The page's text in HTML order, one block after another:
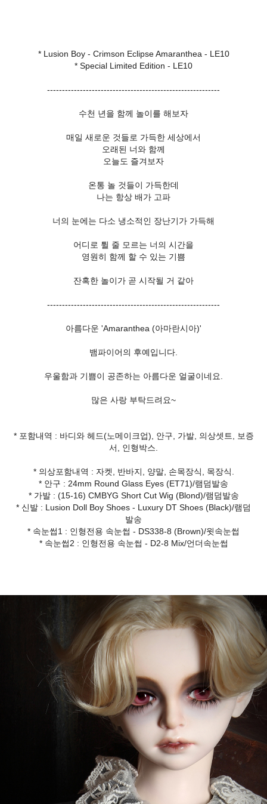
* Lusion Boy - Crimson Eclipse Amaranthea - LE10
* Special Limited Edition - LE10
----------------------------------------------------------
수천 년을 함께 놀이를 해보자
매일 새로운 것들로 가득한 세상에서
오래된 너와 함께
오늘도 즐겨보자
온통 놀 것들이 가득한데
나는 항상 배가 고파
너의 눈에는 다소 냉소적인 장난기가 가득해
어디로 튈 줄 모르는 너의 시간을
영원히 함께 할 수 있는 기쁨
잔혹한 놀이가 곧 시작될 거 같아
----------------------------------------------------------
아름다운 'Amaranthea (아마란시아)'
뱀파이어의 후예입니다.
우울함과 기쁨이 공존하는 아름다운 얼굴이네요.
많은 사랑 부탁드려요~
* 포함내역 : 바디와 헤드(노메이크업), 안구, 가발, 의상셋트, 보증
서, 인형박스.
* 의상포함내역 : 자켓, 반바지, 양말, 손목장식, 목장식.
* 안구 : 24mm Round Glass Eyes (ET71)/램덤발송
* 가발 : (15-16) CMBYG Short Cut Wig (Blond)/램덤발송
* 신발 : Lusion Doll Boy Shoes - Luxury DT Shoes (Black)/램덤
발송
* 속눈썹1 : 인형전용 속눈썹 - DS338-8 (Brown)/윗속눈썹
* 속눈썹2 : 인형전용 속눈썹 - D2-8 Mix/언더속눈썹